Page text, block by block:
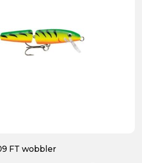
FT wobbler